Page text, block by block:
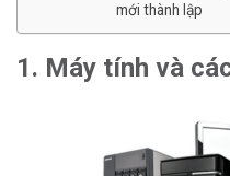
mới thành lập
1. Máy tính và